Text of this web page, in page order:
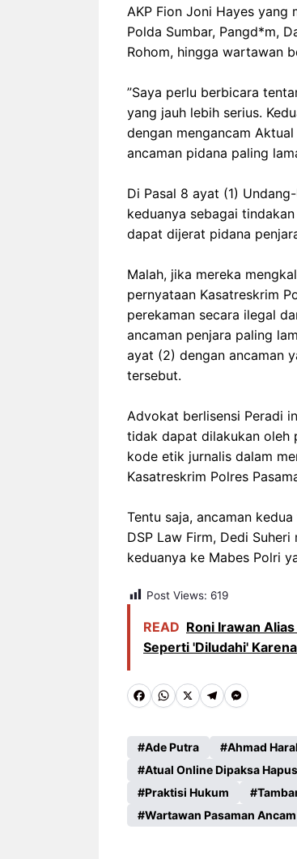
AKP Fion Joni Hayes yang
Polda Sumbar, Pangd*m,
Rohom, hingga wartawan
‎”Saya perlu berbicara
yang jauh lebih serius.
dengan mengancam
ancaman pidana paling
‎Di Pasal 8 ayat (1)
keduanya sebagai
dapat dijerat pidana
‎Malah, jika mereka
pernyataan Kasatreskrim
perekaman secara ilegal
ancaman penjara paling
ayat (2) dengan ancaman
tersebut.
‎Advokat berlisensi Peradi
tidak dapat dilakukan oleh
kode etik jurnalis dalam
Kasatreskrim Polres
‎Tentu saja, ancaman
DSP Law Firm, Dedi
keduanya ke Mabes Polri
Post Views: 619
READ Roni Irawan
Seperti 'Diludahi'
F
c
e
b
o
W
a
t
s
A
X T
l
e
g
r
M
s
s
e
n
Ade Putra Ahmad
Atual Online Dipaksa
Praktisi Hukum
Wartawan Pasaman